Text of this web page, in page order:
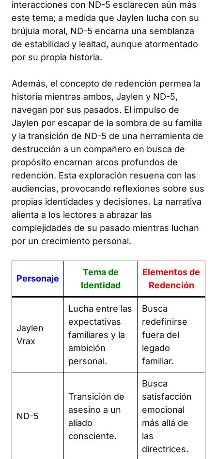
interacciones con ND-5 esclarecen aún más
este tema; a medida que Jaylen lucha con su
brújula moral, ND-5 encarna una semblanza
de estabilidad y lealtad, aunque atormentado
por su propia historia.
Además, el concepto de redención permea la
historia mientras ambos, Jaylen y ND-5,
navegan por sus pasados. El impulso de
Jaylen por escapar de la sombra de su familia
y la transición de ND-5 de una herramienta de
destrucción a un compañero en busca de
propósito encarnan arcos profundos de
redención. Esta exploración resuena con las
audiencias, provocando reflexiones sobre sus
propias identidades y decisiones. La narrativa
alienta a los lectores a abrazar las
complejidades de su pasado mientras luchan
por un crecimiento personal.
Personaje
Tema de
Identidad
Elementos de
Redención
Jaylen
Vrax
Lucha entre las
expectativas
familiares y la
ambición
personal.
Busca
redefinirse
fuera del
legado
familiar.
ND-5
Transición de
asesino a un
aliado
consciente.
Busca
satisfacción
emocional
más allá de
las
directrices.